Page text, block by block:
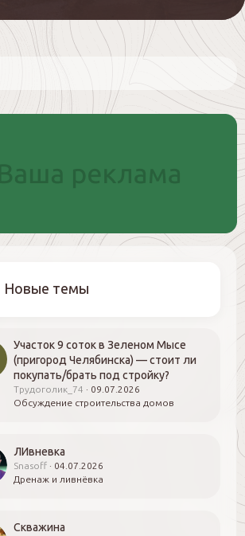
Новые темы
Участок 9 соток в Зеленом Мысе
(пригород Челябинска) — стоит ли
покупать/брать под стройку?
Трудоголик_74
09.07.2026
Обсуждение строительства домов
ЛИвневка
Snasoff
04.07.2026
Дренаж и ливнёвка
Скважина